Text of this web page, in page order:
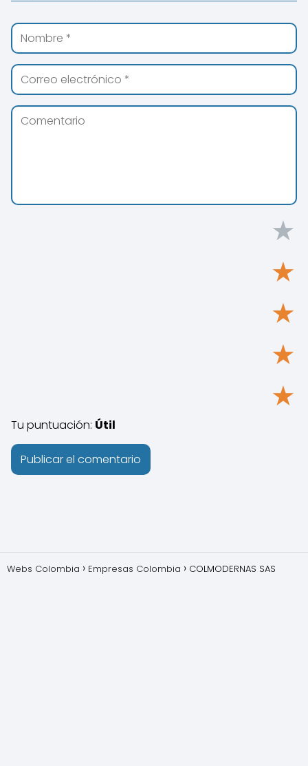
★
★
★
★
★
Tu puntuación: Útil
Webs Colombia Empresas Colombia COLMODERNAS SAS